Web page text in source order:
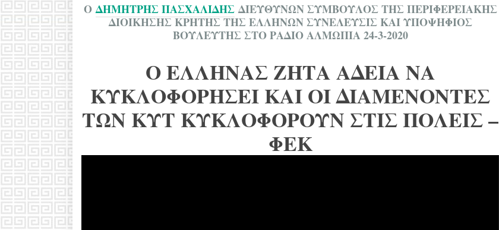
ΟΔΗΜΗΤΡΗΣ ΠΑΣΧΑΛΙΔΗΣΔΙΕΥΘΥΝΩΝ ΣΥΜΒΟΥΛΟΣ ΤΗΣ ΠΕΡΙΦΕΡΕΙΑΚΗΣ
ΔΙΟΙΚΗΣΗΣ ΚΡΗΤΗΣ ΤΗΣ ΕΛΛΗΝΩΝ ΣΥΝΕΛΕΥΣΙΣ ΚΑΙ ΥΠΟΨΗΦΙΟΣ
ΒΟΥΛΕΥΤΗΣ ΣΤΟ ΡΑΔΙΟ ΑΛΜΩΠΙΑ 24-3-2020
Ο ΕΛΛΗΝΑΣ ΖΗΤΑ ΑΔΕΙΑ ΝΑ
ΚΥΚΛΟΦΟΡΗΣΕΙ ΚΑΙ ΟΙ ΔΙΑΜΕΝΟΝΤΕΣ
ΤΩΝ ΚΥΤ ΚΥΚΛΟΦΟΡΟΥΝ ΣΤΙΣ ΠΟΛΕΙΣ –
ΦΕΚ